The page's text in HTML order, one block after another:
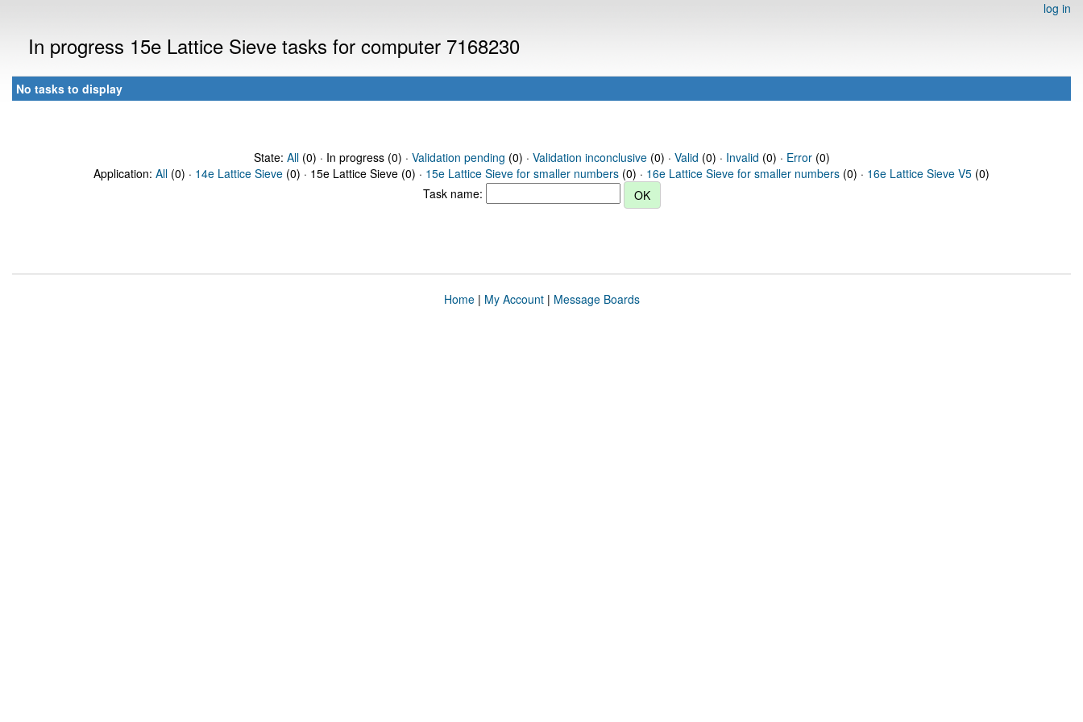
log in
In progress 15e Lattice Sieve tasks for computer 7168230
No tasks to display
State: All(0) · In progress (0) · Validation pending (0) · Validation inconclusive(0) · Valid (0) · Invalid (0) · Error(0)
Application: All (0) · 14e Lattice Sieve (0) · 15e Lattice Sieve (0) · 15e Lattice Sieve for smaller numbers (0) · 16e Lattice Sieve for smaller numbers (0) · 16e Lattice Sieve V5 (0)
Task name:
Home| My Account| Message Boards